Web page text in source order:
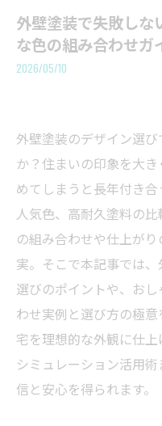
外壁塗装で失敗しな
な色の組み合わせガ
2026/05/10
外壁塗装のデザイン選
か？住まいの印象を大
めてしまうと長年付き
人気色、高耐久塗料の
の組み合わせや仕上が
実。そこで本記事では
選びのポイントや、お
わせ実例と選び方の極
宅を理想的な外観に仕
シミュレーション活用
信と安心を得られます。